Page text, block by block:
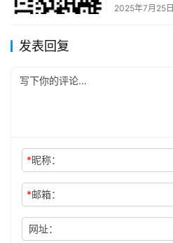
2025年7月25日
发表回复
*昵称：
*邮箱：
网址：